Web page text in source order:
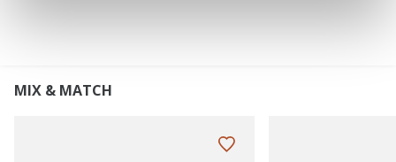
MIX & MATCH